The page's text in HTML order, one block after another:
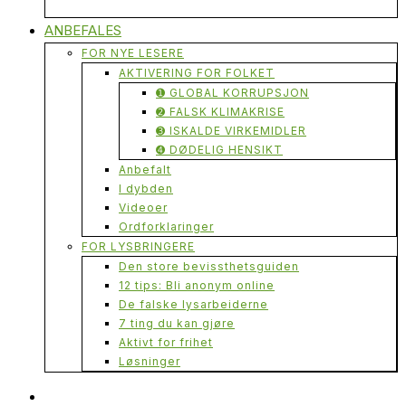
ANBEFALES
FOR NYE LESERE
AKTIVERING FOR FOLKET
➊ GLOBAL KORRUPSJON
➋ FALSK KLIMAKRISE
➌ ISKALDE VIRKEMIDLER
➍ DØDELIG HENSIKT
Anbefalt
I dybden
Videoer
Ordforklaringer
FOR LYSBRINGERE
Den store bevissthetsguiden
12 tips: Bli anonym online
De falske lysarbeiderne
7 ting du kan gjøre
Aktivt for frihet
Løsninger